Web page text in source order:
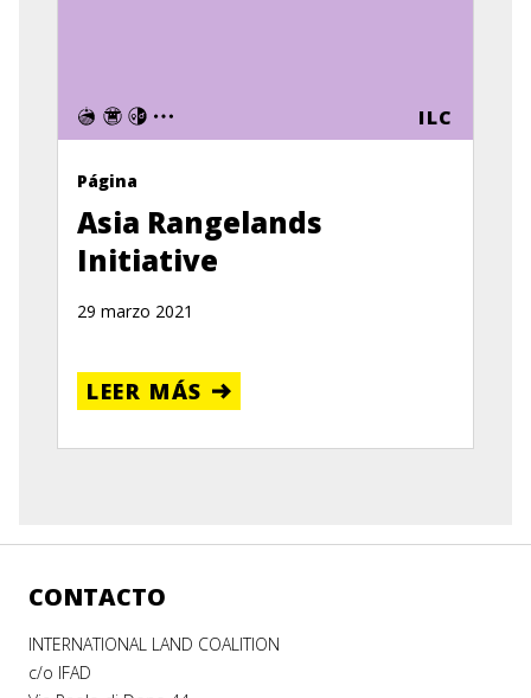
ILC
Página
Asia Rangelands
Initiative
29 marzo 2021
LEER MÁS
CONTACTO
INTERNATIONAL LAND COALITION
c/o IFAD